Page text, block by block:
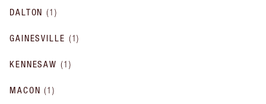
DALTON (1)
GAINESVILLE (1)
KENNESAW (1 )
MACON (1)